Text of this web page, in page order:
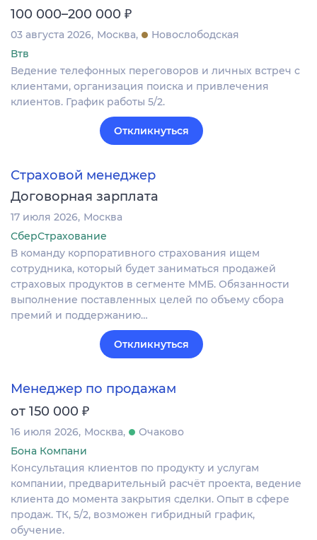
100 000–200 000 ₽
03 августа 2026 Москва
Новослободская
Втв
Ведение телефонных переговоров и личных встреч с
клиентами, организация поиска и привлечения
клиентов. График работы 5/2.
Откликнуться
Страховой менеджер
Договорная зарплата
17 июля 2026 Москва
СберСтрахование
В команду корпоративного страхования ищем
сотрудника, который будет заниматься продажей
страховых продуктов в сегменте ММБ. Обязанности
выполнение поставленных целей по объему сбора
премий и поддержанию…
Откликнуться
Менеджер по продажам
от 150 000 ₽
16 июля 2026 Москва
Очаково
Бона Компани
Консультация клиентов по продукту и услугам
компании, предварительный расчёт проекта, ведение
клиента до момента закрытия сделки. Опыт в сфере
продаж. ТК, 5/2, возможен гибридный график,
обучение.